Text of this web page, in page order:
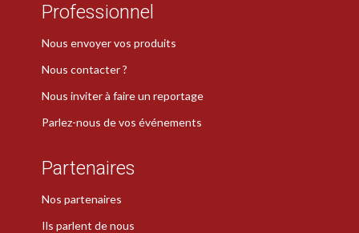
Professionnel
Nous envoyer vos produits
Nous contacter ?
Nous inviter à faire un reportage
Parlez-nous de vos événements
Partenaires
Nos partenaires
Ils parlent de nous